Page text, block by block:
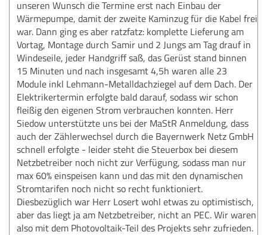
unseren Wunsch die Termine erst nach Einbau der
Wärmepumpe, damit der zweite Kaminzug für die Kabel frei
war. Dann ging es aber ratzfatz: komplette Lieferung am
Vortag, Montage durch Samir und 2 Jungs am Tag drauf in
Windeseile, jeder Handgriff saß, das Gerüst stand binnen
15 Minuten und nach insgesamt 4,5h waren alle 23
Module inkl Lehmann-Metalldachziegel auf dem Dach. Der
Elektrikertermin erfolgte bald darauf, sodass wir schon
fleißig den eigenen Strom verbrauchen konnten. Herr
Siedow unterstützte uns bei der MaStR Anmeldung, dass
auch der Zählerwechsel durch die Bayernwerk Netz GmbH
schnell erfolgte - leider steht die Steuerbox bei diesem
Netzbetreiber noch nicht zur Verfügung, sodass man nur
max 60% einspeisen kann und das mit den dynamischen
Stromtarifen noch nicht so recht funktioniert.
Diesbezüglich war Herr Losert wohl etwas zu optimistisch,
aber das liegt ja am Netzbetreiber, nicht an PEC. Wir waren
also mit dem Photovoltaik-Teil des Projekts sehr zufrieden.